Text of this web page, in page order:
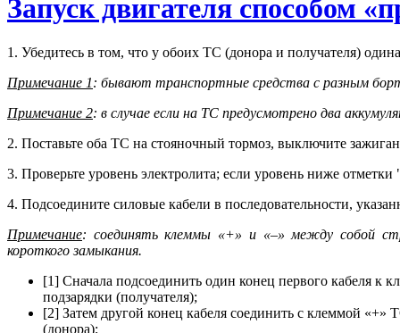
Запуск двигателя способом
1. Убедитесь в том, что у обоих ТС (донора и получателя)
Примечание 1: бывают транспортные средства с разным
Примечание 2: в случае если на ТС предусмотрено два
2. Поставьте оба ТС на стояночный тормоз, выключите
3. Проверьте уровень электролита; если уровень ниже
4. Подсоедините силовые кабели в последовательности,
Примечание: соединять клеммы «+» и «–» между собой
короткого замыкания.
[1] Сначала подсоединить один конец первого кабеля к
подзарядки (получателя);
[2] Затем другой конец кабеля соединить с клеммой «+»
(донора);